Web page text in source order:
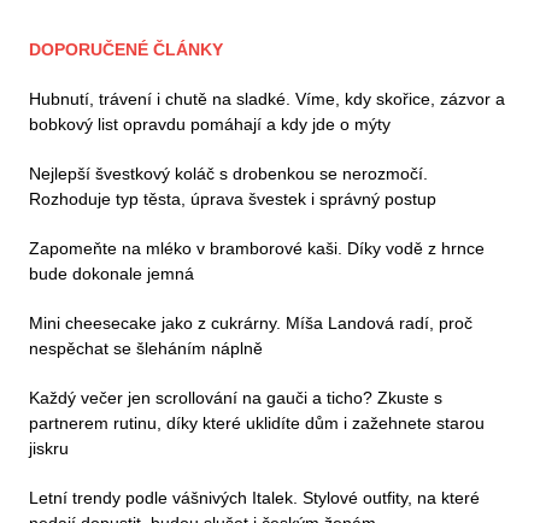
DOPORUČENÉ ČLÁNKY
Hubnutí, trávení i chutě na sladké. Víme, kdy skořice, zázvor a
bobkový list opravdu pomáhají a kdy jde o mýty
Nejlepší švestkový koláč s drobenkou se nerozmočí.
Rozhoduje typ těsta, úprava švestek i správný postup
Zapomeňte na mléko v bramborové kaši. Díky vodě z hrnce
bude dokonale jemná
Mini cheesecake jako z cukrárny. Míša Landová radí, proč
nespěchat se šleháním náplně
Každý večer jen scrollování na gauči a ticho? Zkuste s
partnerem rutinu, díky které uklidíte dům i zažehnete starou
jiskru
Letní trendy podle vášnivých Italek. Stylové outfity, na které